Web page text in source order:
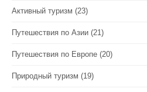
Активный туризм (23)
Путешествия по Азии (21)
Путешествия по Европе (20)
Природный туризм (19)